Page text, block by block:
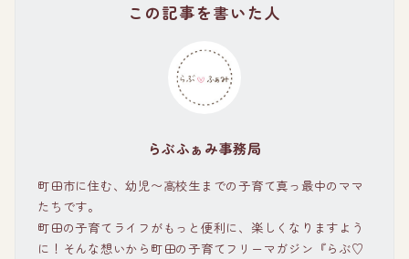
この記事を書いた人
らぶふぁみ事務局
町田市に住む、幼児〜高校生までの子育て真っ最中のママ
たちです。
町田の子育てライフがもっと便利に、楽しくなりますよう
に！そんな想いから町田の子育てフリーマガジン『らぶ♡